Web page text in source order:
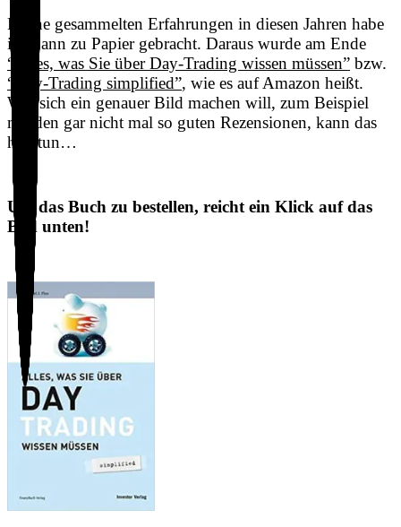
Meine gesammelten Erfahrungen in diesen Jahren habe
ich dann zu Papier gebracht. Daraus wurde am Ende
“Alles, was Sie über Day-Trading wissen müssen” bzw.
“Day-Trading simplified”, wie es auf Amazon heißt.
Wer sich ein genauer Bild machen will, zum Beispiel
mit den gar nicht mal so guten Rezensionen, kann das
hier tun…
Um das Buch zu bestellen, reicht ein Klick auf das
Bild unten!